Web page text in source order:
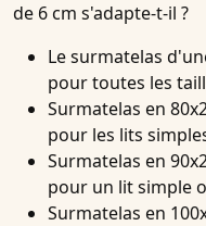
de 6 cm s'adapte-t-il ?
Le surmatelas
pour toutes les
Surmatelas en
pour les lits
Surmatelas en
pour un lit simple
Surmatelas en